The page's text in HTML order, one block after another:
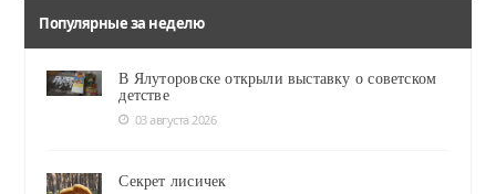
Популярные за неделю
В Ялуторовске открыли выставку о советском
детстве
03 августа 2026
Секрет лисичек